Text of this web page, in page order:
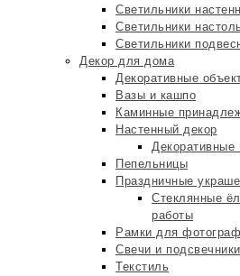
Светильники
Светильники
Светильники
Декор для дома
Декоративные
Вазы и кашпо
Каминные
Настенный декор
Декоративные
Пепельницы
Праздничные
Стеклянные
работы
Рамки для
Свечи и подсвечники
Текстиль